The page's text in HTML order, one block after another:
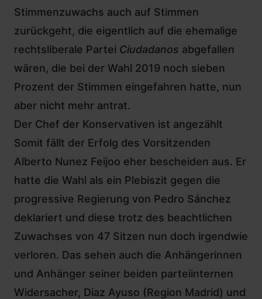
Stimmenzuwachs auch auf Stimmen
zurückgeht, die eigentlich auf die ehemalige
rechtsliberale Partei Ciudadanos abgefallen
wären, die bei der Wahl 2019 noch sieben
Prozent der Stimmen eingefahren hatte, nun
aber nicht mehr antrat.
Der Chef der Konservativen ist angezählt
Somit fällt der Erfolg des Vorsitzenden
Alberto Nunez Feijoo eher bescheiden aus. Er
hatte die Wahl als ein Plebiszit gegen die
progressive Regierung von Pedro Sánchez
deklariert und diese trotz des beachtlichen
Zuwachses von 47 Sitzen nun doch irgendwie
verloren. Das sehen auch die Anhängerinnen
und Anhänger seiner beiden parteiinternen
Widersacher, Diaz Ayuso (Region Madrid) und